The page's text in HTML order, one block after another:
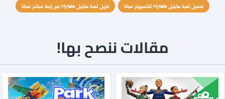
تحميل لعبة هايتيل Hytale للكمبيوتر مجانا
تنزيل لعبة هايتيل Hytale عبر رابط مباشر مجانا
مقالات ننصح بها!